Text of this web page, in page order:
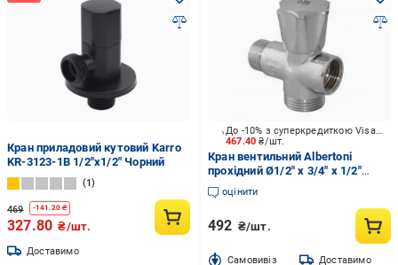
Кран приладовий кутовий Karro
KR-3123-1B 1/2"х1/2" Чорний
1
469 -141.20 ₴
327.80 ₴/шт.
Доставимо
467.40₴/шт.
До -10% з суперкредиткою Visa Вигода
Кран вентильний Albertoni
прохідний Ø1/2" х 3/4" х 1/2"
(D906489)
оцінити
492 ₴/шт.
Cамовивіз Доставимо